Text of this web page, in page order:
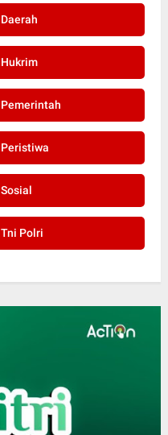
Daerah
Hukrim
Pemerintah
Peristiwa
Sosial
Tni Polri